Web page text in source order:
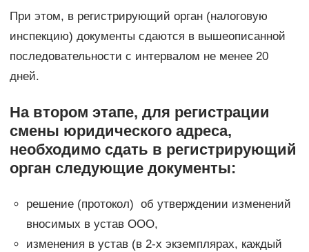
При этом, в регистрирующий орган (налоговую
инспекцию) документы сдаются в вышеописанной
последовательности с интервалом не менее 20
дней.
На втором этапе, для регистрации
смены юридического адреса,
необходимо сдать в регистрирующий
орган следующие документы:
решение (протокол) об утверждении изменений
вносимых в устав ООО,
изменения в устав (в 2-х экземплярах, каждый